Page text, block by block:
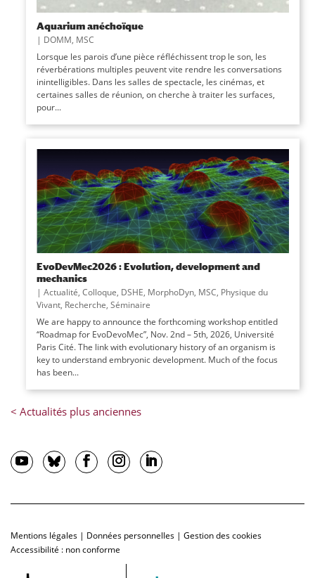
Aquarium anéchoïque
| DOMM, MSC
Lorsque les parois d’une pièce réfléchissent trop le son, les
réverbérations multiples peuvent vite rendre les conversations
inintelligibles. Dans les salles de spectacle, les cinémas, et
certaines salles de réunion, on cherche à traiter les surfaces,
pour...
EvoDevMec2026 : Evolution, development and
mechanics
| Actualité, Colloque, DSHE, MorphoDyn, MSC, Physique du
Vivant, Recherche, Séminaire
We are happy to announce the forthcoming workshop entitled
“Roadmap for EvoDevoMec”, Nov. 2nd – 5th, 2026, Université
Paris Cité. The link with evolutionary history of an organism is
key to understand embryonic development. Much of the focus
has been...
Mentions légales | Données personnelles | Gestion des cookies
Accessibilité : non conforme